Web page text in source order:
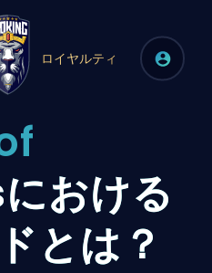
ロイヤルティ
おける
とは？